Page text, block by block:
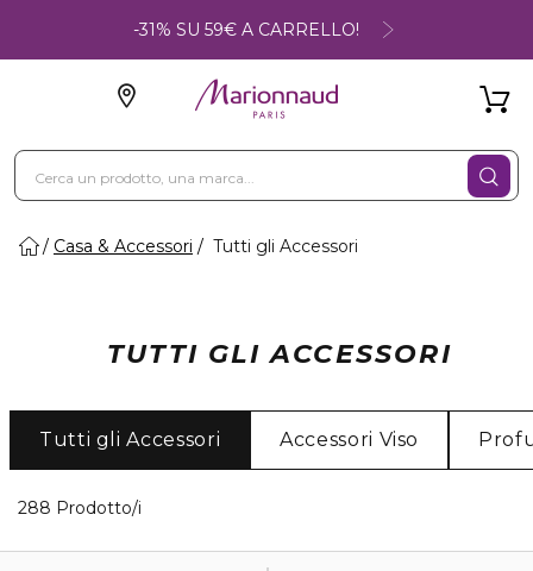
-31% SU 59€ A CARRELLO!
Casa & Accessori Tutti gli Accessori
TUTTI GLI ACCESSORI
Tutti gli Accessori Accessori Viso
288 Prodotto/i